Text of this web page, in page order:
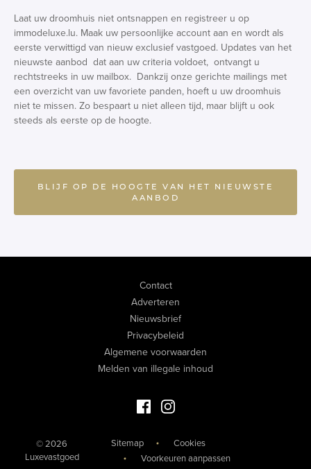
Laat uw droomhuis niet ontsnappen en registreer u op
immodeluxe.lu. Maak uw persoonlijke account aan en wordt als
eerste verwittigd van nieuw exclusief vastgoed. Updates van het
nieuwste aanbod dat aan uw criteria voldoet, ontvangt u
rechtstreeks in uw mailbox. Dankzij onze gerichte mailings met
een overzicht van uw favoriete panden, hoeft u uw droomhuis
niet te missen. Zo bespaart u niet alleen tijd, maar blijft u ook
steeds als eerste op de hoogte.
BLIJF OP DE HOOGTE VAN HET NIEUWSTE
AANBOD
Contact
Adverteren
Nieuwsbrief
Privacybeleid
Algemene voorwaarden
Melden van illegale inhoud
Facebook Luxevastgoed
Instagram Luxevastgoed
© 2026
Luxevastgoed
Sitemap
Cookies
Voorkeuren aanpassen